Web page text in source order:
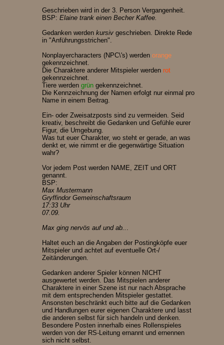
Geschrieben wird in der 3. Person Vergangenheit.
BSP:Elaine trank einen Becher Kaffee.
Gedanken werdenkursiv geschrieben. Direkte Rede
in "Anführungsstrichen".
Nonplayercharacters (NPC\'s) werdenorange
gekennzeichnet.
Die Charaktere anderer Mitspieler werden rot
gekennzeichnet.
Tiere werdengrün gekennzeichnet.
Die Kennzeichnung der Namen erfolgt nur einmal pro
Name in einem Beitrag.
Ein- oder Zweisatzposts sind zu vermeiden. Seid
kreativ, beschreibt die Gedanken und Gefühle eurer
Figur, die Umgebung.
Was tut euer Charakter, wo steht er gerade, an was
denkt er, wie nimmt er die gegenwärtige Situation
wahr?
Vor jedem Post werden NAME, ZEIT und ORT
genannt.
BSP:
Max Mustermann
Gryffindor Gemeinschaftsraum
17:33 Uhr
07.09.
Max ging nervös auf und ab.. .
Haltet euch an die Angaben der Postingköpfe euer
Mitspieler und achtet auf eventuelle Ort-/
Zeitänderungen.
Gedanken anderer Spieler können NICHT
ausgewertet werden. Das Mitspielen anderer
Charaktere in einer Szene ist nur nach Absprache
mit dem entsprechenden Mitspieler gestattet.
Ansonsten beschränkt euch bitte auf die Gedanken
und Handlungen eurer eigenen Charaktere und lasst
die anderen selbst für sich handeln und denken.
Besondere Posten innerhalb eines Rollenspieles
werden von der RS-Leitung ernannt und ernennen
sich nicht selbst.